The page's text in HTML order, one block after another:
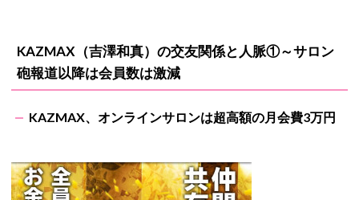
KAZMAX（吉澤和真）の交友関係と人脈①～サロン
砲報道以降は会員数は激減
KAZMAX、オンラインサロンは超高額の月会費3万円